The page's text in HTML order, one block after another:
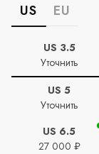
US EU
US 3.5
Уточнить
US 5
Уточнить
US 6.5
27 000 ₽